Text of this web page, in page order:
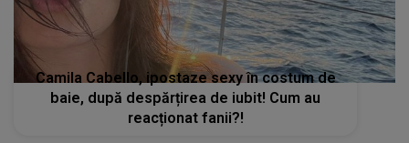
Camila Cabello, ipostaze sexy în costum de
baie, după despărțirea de iubit! Cum au
reacționat fanii?!